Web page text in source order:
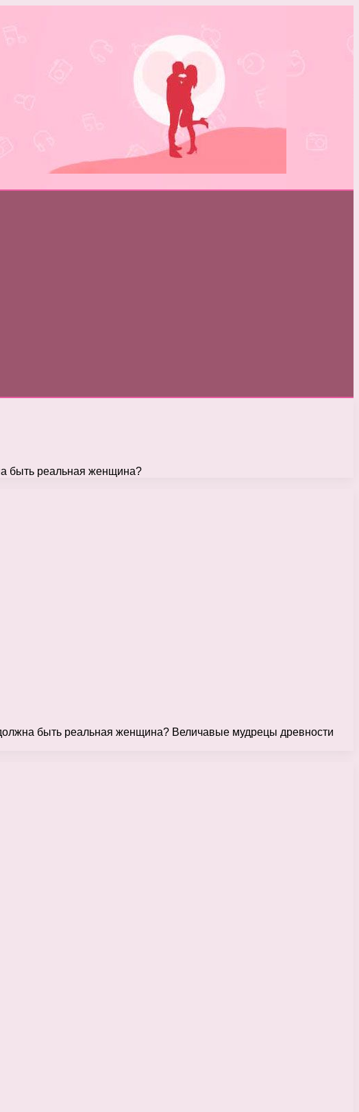
быть реальная женщина?
быть реальная женщина? Величавые мудрецы древности